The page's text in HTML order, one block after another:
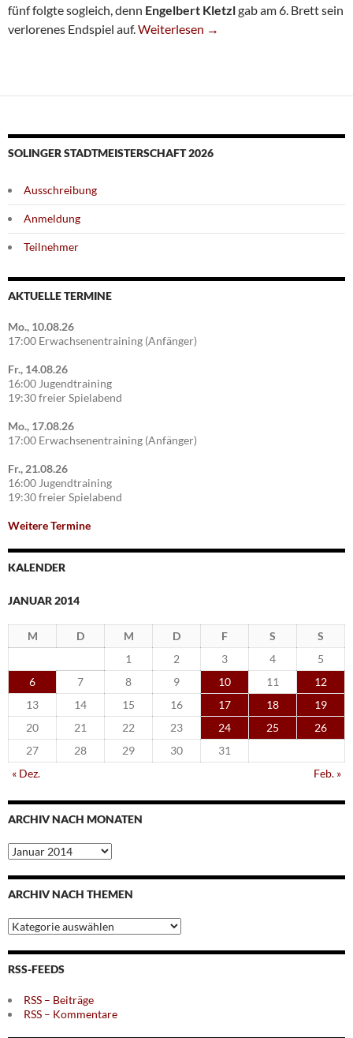
fünf folgte sogleich, denn Engelbert Kletzlgab am 6. Brett sein
verlorenes Endspiel auf.Siebte Unterliegt Glanzlos Mit 2:6
Weiterlesen →
SOLINGER STADTMEISTERSCHAFT 2026
Ausschreibung
Anmeldung
Teilnehmer
AKTUELLE TERMINE
Mo., 10.08.26
17:00 Erwachsenentraining (Anfänger)
Fr., 14.08.26
16:00 Jugendtraining
19:30 freier Spielabend
Mo., 17.08.26
17:00 Erwachsenentraining (Anfänger)
Fr., 21.08.26
16:00 Jugendtraining
19:30 freier Spielabend
Weitere Termine
KALENDER
JANUAR 2014
M D M D F S
S
1
2 3 4
5
6
7 8 9 10 11
12
13
14 15 16 17 18
19
20
21 22 23 24 25
26
27
28 29 30
31
« Dez.
Feb. »
ARCHIV NACH MONATEN
Archiv
nach
Monaten
ARCHIV NACH THEMEN
Archiv
nach
Themen
RSS-FEEDS
RSS – Beiträge
RSS – Kommentare